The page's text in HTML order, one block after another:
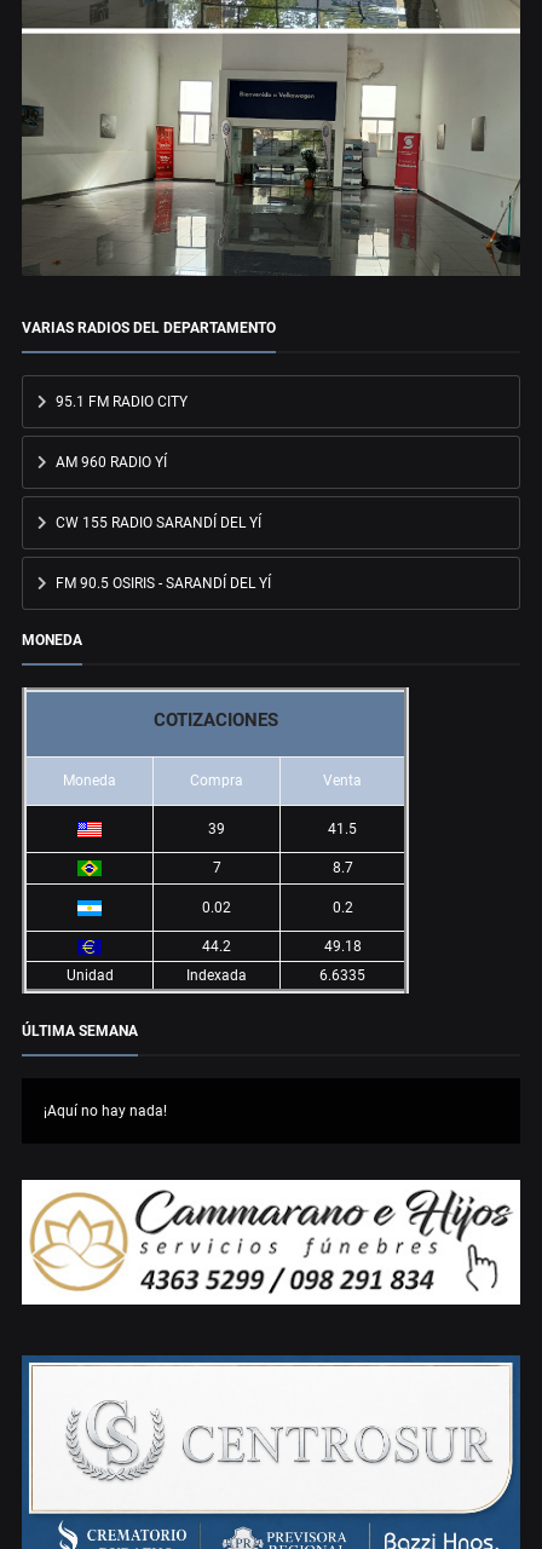
VARIAS RADIOS DEL DEPARTAMENTO
95.1 FM RADIO CITY
AM 960 RADIO YÍ
CW 155 RADIO SARANDÍ DEL YÍ
FM 90.5 OSIRIS - SARANDÍ DEL YÍ
MONEDA
COTIZACIONES
Moneda Compra Venta
39 41.5
7 8.7
0.02 0.2
44.2
49.18
Unidad
Indexada 6.6335
ÚLTIMA SEMANA
¡Aquí no hay nada!